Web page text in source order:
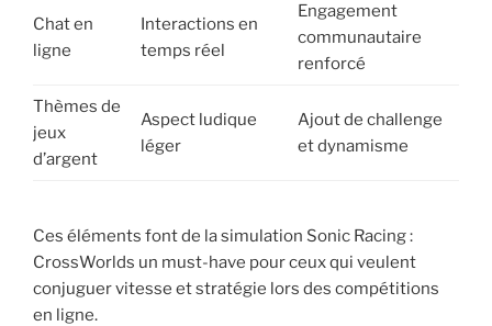
Chat en
ligne
Interactions en
temps réel
Engagement
communautaire
renforcé
Thèmes de
jeux
d’argent
Aspect ludique
léger
Ajout de challenge
et dynamisme
Ces éléments font de la simulation Sonic Racing :
CrossWorlds un must-have pour ceux qui veulent
conjuguer vitesse et stratégie lors des compétitions
en ligne.